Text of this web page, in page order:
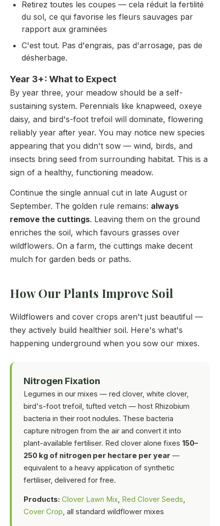
Retirez toutes les coupes — cela réduit la fertilité
du sol, ce qui favorise les fleurs sauvages par
rapport aux graminées
C'est tout. Pas d'engrais, pas d'arrosage, pas de
désherbage.
Year 3+: What to Expect
By year three, your meadow should be a self-
sustaining system. Perennials like knapweed, oxeye
daisy, and bird's-foot trefoil will dominate, flowering
reliably year after year. You may notice new species
appearing that you didn't sow — wind, birds, and
insects bring seed from surrounding habitat. This is a
sign of a healthy, functioning meadow.
Continue the single annual cut in late August or
September. The golden rule remains: always
remove the cuttings. Leaving them on the ground
enriches the soil, which favours grasses over
wildflowers. On a farm, the cuttings make decent
mulch for garden beds or paths.
How Our Plants Improve Soil
Wildflowers and cover crops aren't just beautiful —
they actively build healthier soil. Here's what's
happening underground when you sow our mixes.
Nitrogen Fixation
Legumes in our mixes — red clover, white clover,
bird's-foot trefoil, tufted vetch — host Rhizobium
bacteria in their root nodules. These bacteria
capture nitrogen from the air and convert it into
plant-available fertiliser. Red clover alone fixes 150–
250 kg of nitrogen per hectare per year —
equivalent to a heavy application of synthetic
fertiliser, delivered for free.
Products: Clover Lawn Mix, Red Clover Seeds,
Cover Crop, all standard wildflower mixes